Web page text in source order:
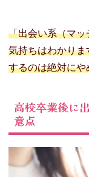
「出会い系（マ
気持ちはわかり
するのは絶対にや
高校卒業後に
意点